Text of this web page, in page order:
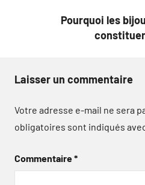
Pourquoi les
Laisser un commentaire
Votre adresse e-mail ne sera
obligatoires sont indiqués
Commentaire*